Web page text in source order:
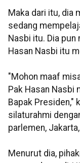
Maka dari itu, dia
sedang
Nasbi itu. Dia
Hasan Nasbi itu
"Mohon maaf
Pak Hasan Nasbi
Bapak Presiden,"
silaturahmi
parlemen,
Menurut dia,